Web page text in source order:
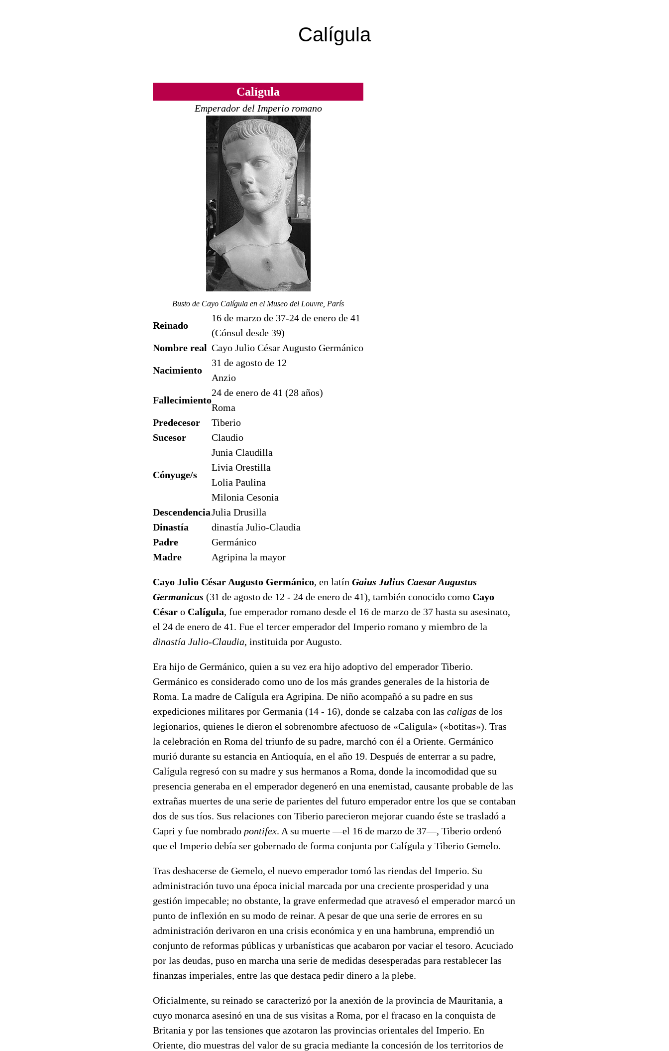
Calígula
Calígula
Emperador del Imperio romano
Busto de Cayo Calígula en el Museo del Louvre, París
Reinado
16 de marzo de 37-24 de enero de 41
(Cónsul desde 39)
Nombre real Cayo Julio César Augusto Germánico
Nacimiento
31 de agosto de 12
Anzio
Fallecimiento
24 de enero de 41 (28 años)
Roma
Predecesor
Tiberio
Sucesor
Claudio
Cónyuge/s
Junia Claudilla
Livia Orestilla
Lolia Paulina
Milonia Cesonia
DescendenciaJulia Drusilla
Dinastía
dinastía Julio-Claudia
Padre
Germánico
Madre
Agripina la mayor
Cayo Julio César Augusto Germánico, en latín Gaius Julius Caesar Augustus
Germanicus (31 de agosto de 12 - 24 de enero de 41), también conocido como Cayo
César o Calígula, fue emperador romano desde el 16 de marzo de 37 hasta su asesinato,
el 24 de enero de 41. Fue el tercer emperador del Imperio romano y miembro de la
dinastía Julio-Claudia, instituida por Augusto.
Era hijo de Germánico, quien a su vez era hijo adoptivo del emperador Tiberio.
Germánico es considerado como uno de los más grandes generales de la historia de
Roma. La madre de Calígula era Agripina. De niño acompañó a su padre en sus
expediciones militares por Germania (14 - 16), donde se calzaba con las caligas de los
legionarios, quienes le dieron el sobrenombre afectuoso de «Calígula» («botitas»). Tras
la celebración en Roma del triunfo de su padre, marchó con él a Oriente. Germánico
murió durante su estancia en Antioquía, en el año 19. Después de enterrar a su padre,
Calígula regresó con su madre y sus hermanos a Roma, donde la incomodidad que su
presencia generaba en el emperador degeneró en una enemistad, causante probable de las
extrañas muertes de una serie de parientes del futuro emperador entre los que se contaban
dos de sus tíos. Sus relaciones con Tiberio parecieron mejorar cuando éste se trasladó a
Capri y fue nombrado pontifex. A su muerte —el 16 de marzo de 37—, Tiberio ordenó
que el Imperio debía ser gobernado de forma conjunta por Calígula y Tiberio Gemelo.
Tras deshacerse de Gemelo, el nuevo emperador tomó las riendas del Imperio. Su
administración tuvo una época inicial marcada por una creciente prosperidad y una
gestión impecable; no obstante, la grave enfermedad que atravesó el emperador marcó un
punto de inflexión en su modo de reinar. A pesar de que una serie de errores en su
administración derivaron en una crisis económica y en una hambruna, emprendió un
conjunto de reformas públicas y urbanísticas que acabaron por vaciar el tesoro. Acuciado
por las deudas, puso en marcha una serie de medidas desesperadas para restablecer las
finanzas imperiales, entre las que destaca pedir dinero a la plebe.
Oficialmente, su reinado se caracterizó por la anexión de la provincia de Mauritania, a
cuyo monarca asesinó en una de sus visitas a Roma, por el fracaso en la conquista de
Britania y por las tensiones que azotaron las provincias orientales del Imperio. En
Oriente, dio muestras del valor de su gracia mediante la concesión de los territorios de